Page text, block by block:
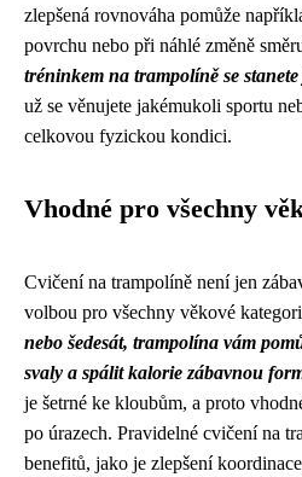
zlepšená rovnováha pomůže
povrchu nebo při náhlé změně
tréninkem na trampolíně se
už se věnujete jakémukoli sportu
celkovou fyzickou kondici.
Vhodné pro všechny
Cvičení na trampolíně není jen
volbou pro všechny věkové
nebo šedesát, trampolína vám
svaly a spálit kalorie zábavnou
je šetrné ke kloubům, a proto
po úrazech. Pravidelné cvičení na
benefitů, jako je zlepšení